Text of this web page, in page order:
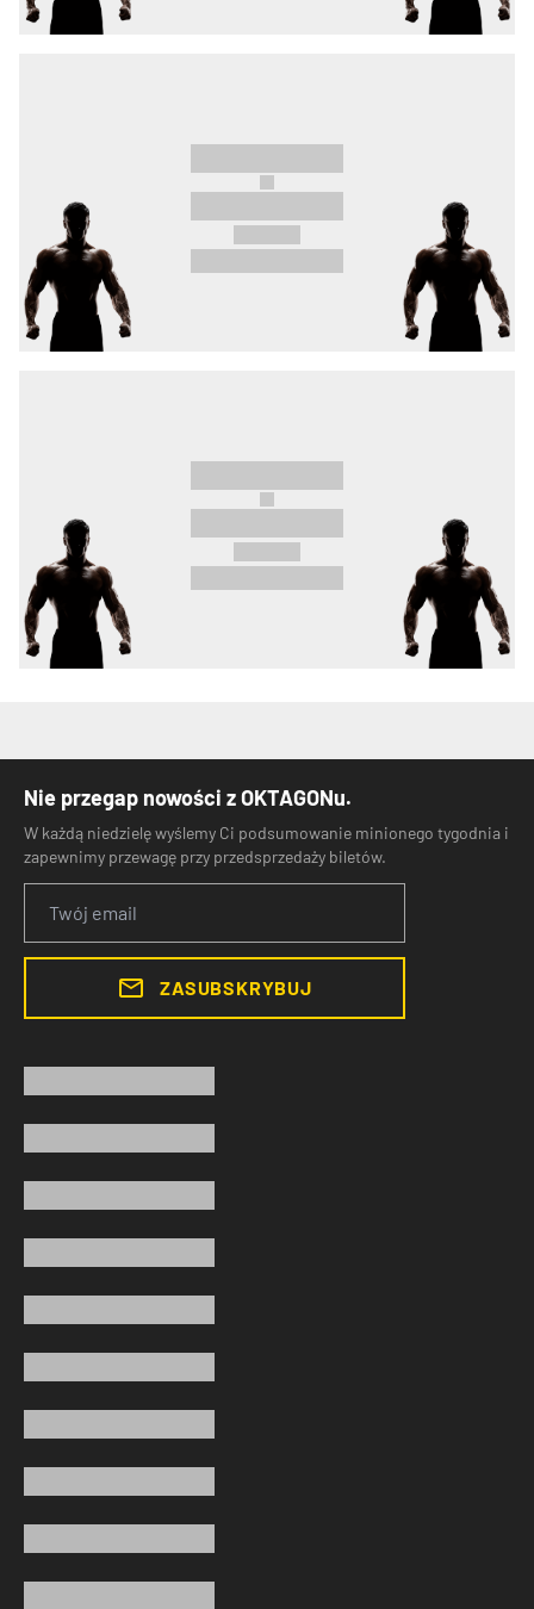
Nie przegap nowości z OKTAGONu.
W każdą niedzielę wyślemy Ci podsumowanie minionego tygodnia i
zapewnimy przewagę przy przedsprzedaży biletów.
ZASUBSKRYBUJ